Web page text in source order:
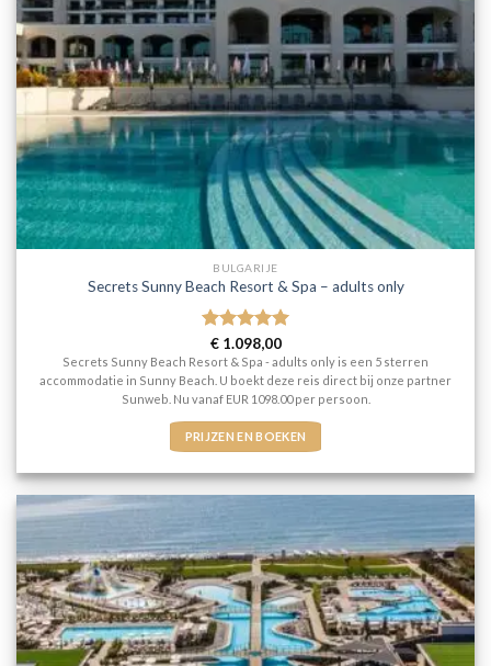
BULGARIJE
Secrets Sunny Beach Resort & Spa – adults only
Gewaardeerd
5uit 5
€1.098,00
Secrets Sunny Beach Resort & Spa - adults only is een 5 sterren
accommodatie in Sunny Beach. U boekt deze reis direct bij onze partner
Sunweb. Nu vanaf EUR 1098.00 per persoon.
PRIJZEN EN BOEKEN